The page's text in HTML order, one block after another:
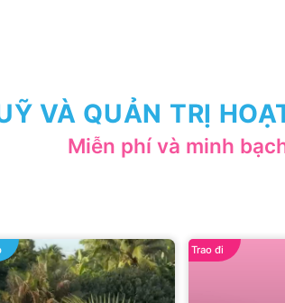
VÀ QUẢN TRỊ
Miễn phí và minh
Trao đi